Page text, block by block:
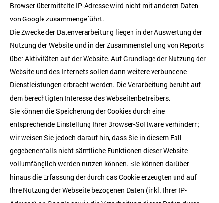
Browser übermittelte IP-Adresse wird nicht mit anderen Daten
von Google zusammengeführt.
Die Zwecke der Datenverarbeitung liegen in der Auswertung der
Nutzung der Website und in der Zusammenstellung von Reports
über Aktivitäten auf der Website. Auf Grundlage der Nutzung der
Website und des Internets sollen dann weitere verbundene
Dienstleistungen erbracht werden. Die Verarbeitung beruht auf
dem berechtigten Interesse des Webseitenbetreibers.
Sie können die Speicherung der Cookies durch eine
entsprechende Einstellung Ihrer Browser-Software verhindern;
wir weisen Sie jedoch darauf hin, dass Sie in diesem Fall
gegebenenfalls nicht sämtliche Funktionen dieser Website
vollumfänglich werden nutzen können. Sie können darüber
hinaus die Erfassung der durch das Cookie erzeugten und auf
Ihre Nutzung der Webseite bezogenen Daten (inkl. Ihrer IP-